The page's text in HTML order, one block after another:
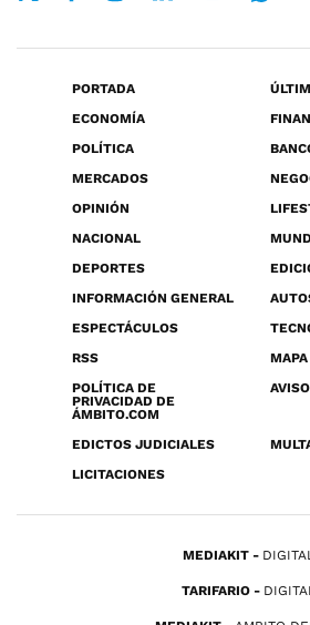
PORTADA
ECONOMÍA
POLÍTICA
MERCADOS
OPINIÓN
NACIONAL
DEPORTES
INFORMACIÓN GENERAL
ESPECTÁCULOS
RSS
POLÍTICA DE
PRIVACIDAD DE
ÁMBITO.COM
EDICTOS JUDICIALES
LICITACIONES
MEDIAKIT
TARIFARIO